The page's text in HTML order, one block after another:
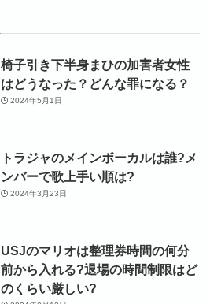
椅子引き下半身まひの加害者女性
はどうなった？どんな罪になる？
2024年5月1日
トラジャのメインボーカルは誰?メ
ンバーで歌上手い順は?
2024年3月23日
USJのマリオは整理券時間の何分
前から入れる?退場の時間制限はど
のくらい厳しい?